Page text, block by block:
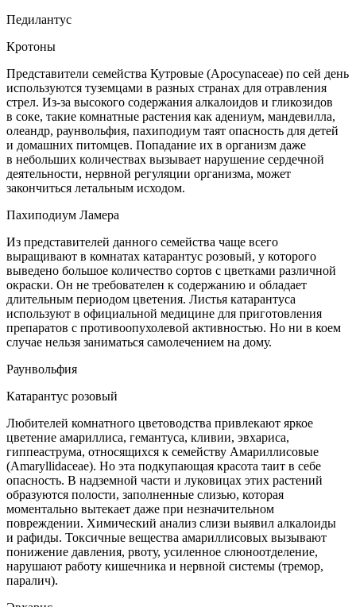
Педилантус
Кротоны
Представители семейства Кутровые (Apocynaceae) по сей день
используются туземцами в разных странах для отравления
стрел. Из-за высокого содержания алкалоидов и гликозидов
в соке, такие комнатные растения как адениум, мандевилла,
олеандр, раунвольфия, пахиподиум таят опасность для детей
и домашних питомцев. Попадание их в организм даже
в небольших количествах вызывает нарушение сердечной
деятельности, нервной регуляции организма, может
закончиться летальным исходом.
Пахиподиум Ламера
Из представителей данного семейства чаще всего
выращивают в комнатах катарантус розовый, у которого
выведено большое количество сортов с цветками различной
окраски. Он не требователен к содержанию и обладает
длительным периодом цветения. Листья катарантуса
используют в официальной медицине для приготовления
препаратов с противоопухолевой активностью. Но ни в коем
случае нельзя заниматься самолечением на дому.
Раунвольфия
Катарантус розовый
Любителей комнатного цветоводства привлекают яркое
цветение амариллиса, гемантуса, кливии, эвхариса,
гиппеаструма, относящихся к семейству Амариллисовые
(Amaryllidaceae). Но эта подкупающая красота таит в себе
опасность. В надземной части и луковицах этих растений
образуются полости, заполненные слизью, которая
моментально вытекает даже при незначительном
повреждении. Химический анализ слизи выявил алкалоиды
и рафиды. Токсичные вещества амариллисовых вызывают
понижение давления, рвоту, усиленное слюноотделение,
нарушают работу кишечника и нервной системы (тремор,
паралич).